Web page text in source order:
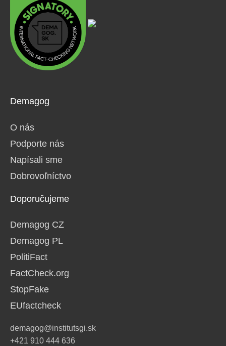
Demagog
O nás
Podporte nás
Napísali sme
Dobrovoľníctvo
Doporučujeme
Demagog CZ
Demagog PL
PolitiFact
FactCheck.org
StopFake
EUfactcheck
demagog@institutsgi.sk
+421 910 444 636